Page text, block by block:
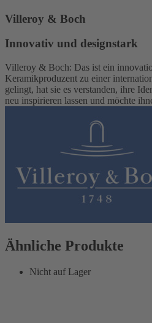
Villeroy & Boch
Innovativ und designstark
Villeroy & Boch: Das ist ein
Keramikproduzent zu einer
gelingt, hat sie es verstanden, ihre
neu inspirieren lassen und möchte
Ähnliche Produkte
Nicht auf Lager